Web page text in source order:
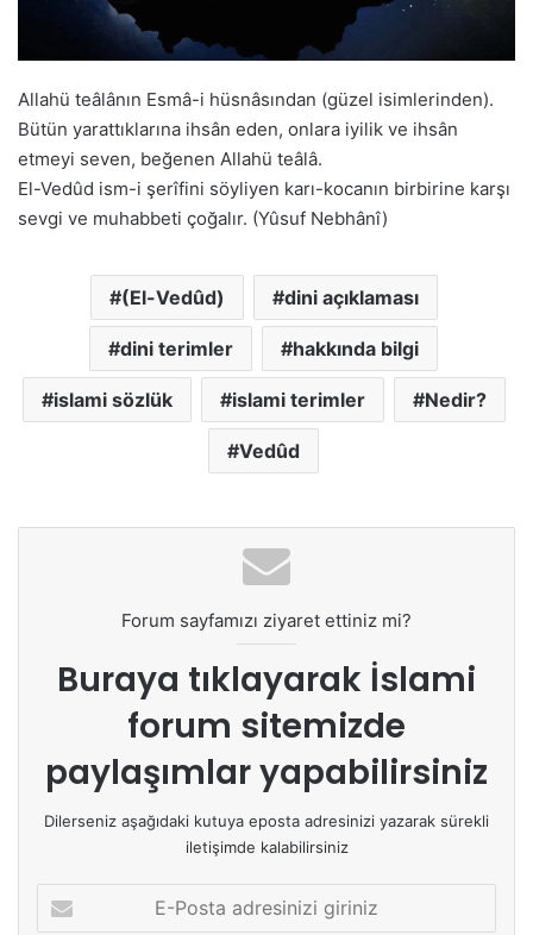
Allahü teâlânın Esmâ-i hüsnâsından (güzel isimlerinden).
Bütün yarattıklarına ihsân eden, onlara iyilik ve ihsân
etmeyi seven, beğenen Allahü teâlâ.
El-Vedûd ism-i şerîfini söyliyen karı-kocanın birbirine karşı
sevgi ve muhabbeti çoğalır. (Yûsuf Nebhânî)
(El-Vedûd) dini açıklaması
dini terimler hakkında bilgi
islami sözlük islami terimler Nedir?
Vedûd
Forum sayfamızı ziyaret ettiniz mi?
Buraya tıklayarak İslami
forum sitemizde
paylaşımlar yapabilirsiniz
Dilerseniz aşağıdaki kutuya eposta adresinizi yazarak sürekli
iletişimde kalabilirsiniz